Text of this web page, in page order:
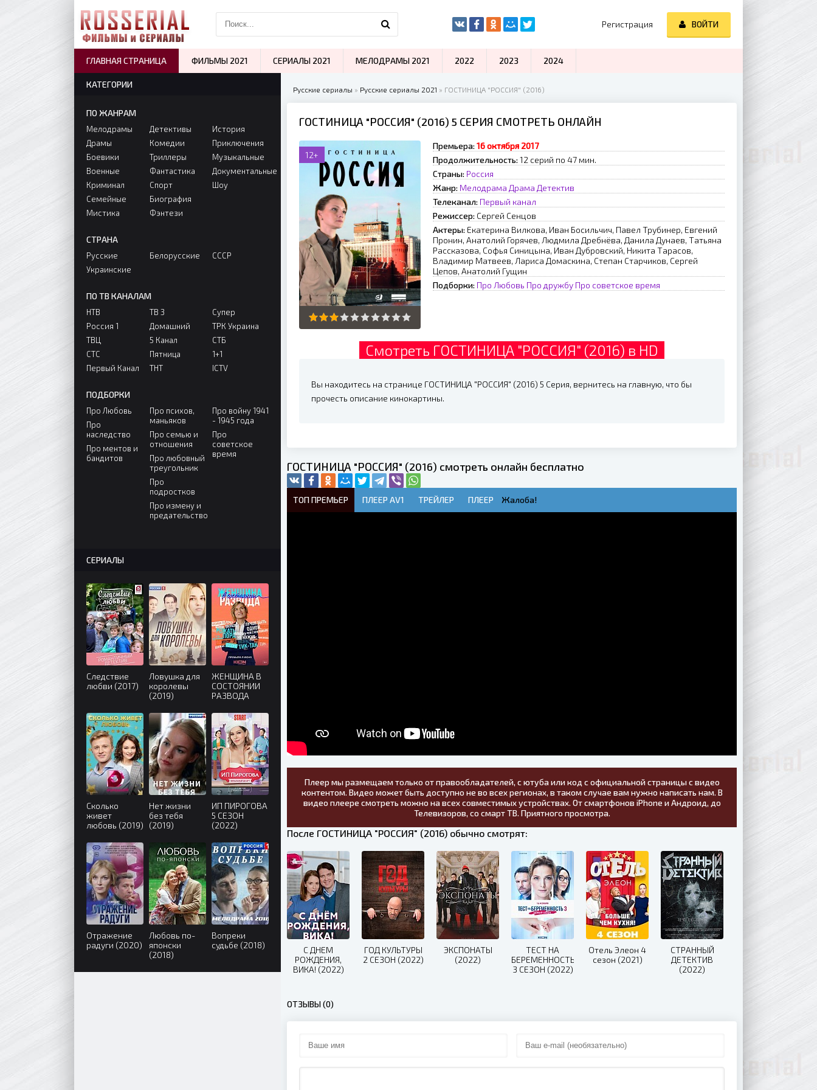
Русские сериалы » Русские сериалы 2021 » ГОСТИНИЦА "РОССИЯ" (2016)
ГОСТИНИЦА "РОССИЯ" (2016) 5 СЕРИЯ СМОТРЕТЬ ОНЛАЙН
12+
Премьера: 16 октября 2017
Продолжительность: 12 серий по 47 мин.
Страны: Россия
Жанр: Мелодрама Драма Детектив
Телеканал: Первый канал
Режиссер: Сергей Сенцов
Актеры: Екатерина Вилкова, Иван Босильчич, Павел Трубинер, Евгений
Пронин, Анатолий Горячев, Людмила Дребнёва, Данила Дунаев, Татьяна
Рассказова, Софья Синицына, Иван Дубровский, Никита Тарасов,
Владимир Матвеев, Лариса Домаскина, Степан Старчиков, Сергей
Цепов, Анатолий Гущин
Подборки: Про Любовь Про дружбу Про советское время
Смотреть ГОСТИНИЦА "РОССИЯ" (2016) в HD
Вы находитесь на странице ГОСТИНИЦА "РОССИЯ" (2016) 5 Серия, вернитесь на главную, что бы
прочесть описание кинокартины.
ГОСТИНИЦА "РОССИЯ" (2016) смотреть онлайн бесплатно
ТОП ПРЕМЬЕР ПЛЕЕР AV1 ТРЕЙЛЕР ПЛЕЕР Жалоба!
Плеер мы размещаем только от правообладателей, с ютуба или код с официальной страницы с видео
контентом. Видео может быть доступно не во всех регионах, в таком случае вам нужно написать нам. В
видео плеере смотреть можно на всех совместимых устройствах. От смартфонов iPhone и Андроид, до
Телевизоров, со смарт ТВ. Приятного просмотра.
После ГОСТИНИЦА "РОССИЯ" (2016) обычно смотрят:
С ДНЕМ
РОЖДЕНИЯ,
ВИКА! (2022)
ГОД КУЛЬТУРЫ
2 СЕЗОН (2022)
ЭКСПОНАТЫ
(2022)
ТЕСТ НА
БЕРЕМЕННОСТЬ
3 СЕЗОН (2022)
Отель Элеон 4
сезон (2021)
СТРАННЫЙ
ДЕТЕКТИВ
(2022)
ОТЗЫВЫ (0)
КАТЕГОРИИ
ПО ЖАНРАМ
Мелодрамы
Драмы
Боевики
Военные
Криминал
Семейные
Мистика
Детективы
Комедии
Триллеры
Фантастика
Спорт
Биография
Фэнтези
История
Приключения
Музыкальные
Документальные
Шоу
СТРАНА
Русские
Украинские
Белорусские СССР
ПО ТВ КАНАЛАМ
НТВ
Россия 1
ТВЦ
СТС
Первый Канал
ТВ 3
Домашний
5 Канал
Пятница
ТНТ
Супер
ТРК Украина
СТБ
1+1
ICTV
ПОДБОРКИ
Про Любовь
Про
наследство
Про ментов и
бандитов
Про психов,
маньяков
Про семью и
отношения
Про любовный
треугольник
Про
подростков
Про измену и
предательство
Про войну 1941
- 1945 года
Про
советское
время
СЕРИАЛЫ
Следствие
любви (2017)
Ловушка для
королевы
(2019)
ЖЕНЩИНА В
СОСТОЯНИИ
РАЗВОДА
Сколько
живет
любовь (2019)
Нет жизни
без тебя
(2019)
ИП ПИРОГОВА
5 СЕЗОН
(2022)
Отражение
радуги (2020)
Любовь по-
японски
(2018)
Вопреки
судьбе (2018)
Регистрация ВОЙТИ
ГЛАВНАЯ СТРАНИЦА ФИЛЬМЫ 2021 СЕРИАЛЫ 2021 МЕЛОДРАМЫ 2021 2022 2023 2024